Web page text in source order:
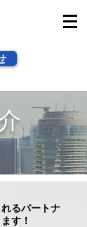
るパートナ
す！